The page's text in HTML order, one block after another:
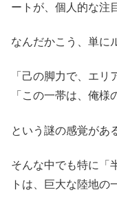
ートが、個人的な注
なんだかこう、単に
「己の脚力で、エリ
「この一帯は、俺様
という謎の感覚があ
そんな中でも特に「
トは、巨大な陸地の